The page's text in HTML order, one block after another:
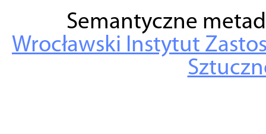
Semantyczne
Wrocławski Instytut